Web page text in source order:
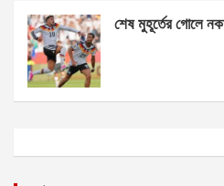
শেষ মুহূর্তের গোলে